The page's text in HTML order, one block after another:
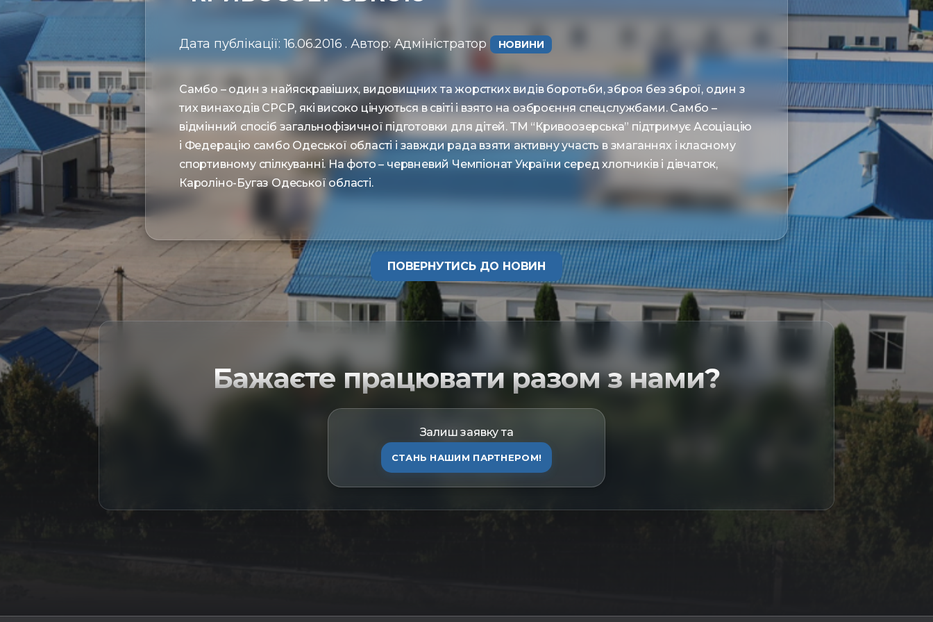
Дата публікації: 16.06.2016 . Автор: Адміністратор ㅤ НОВИНИ
Самбо – один з найяскравіших, видовищних та жорстких видів боротьби, зброя без зброї, один з
тих винаходів СРСР, які високо цінуються в світі і взято на озброєння спецслужбами. Самбо –
відмінний спосіб загальнофізичної підготовки для дітей. ТМ “Кривоозерська” підтримує Асоціацію
і Федерацію самбо Одеської області і завжди рада взяти активну участь в змаганнях і класному
спортивному спілкуванні. На фото – червневий Чемпіонат України серед хлопчиків і дівчаток,
Кароліно-Бугаз Одеської області.
ПОВЕРНУТИСЬ ДО НОВИН
Бажаєте працювати разом з нами?
Залиш заявку та
СТАНЬ НАШИМ ПАРТНЕРОМ!